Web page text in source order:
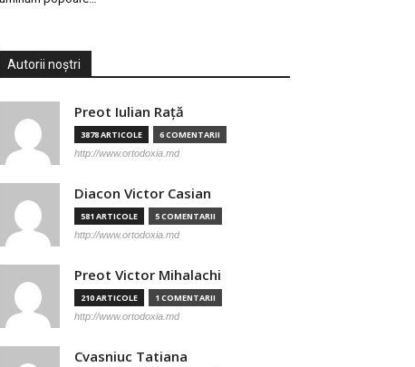
Autorii noștri
Preot Iulian Raţă
3878 ARTICOLE 6 COMENTARII
http://www.ortodoxia.md
Diacon Victor Casian
581 ARTICOLE 5 COMENTARII
http://www.ortodoxia.md
Preot Victor Mihalachi
210 ARTICOLE 1 COMENTARII
http://www.ortodoxia.md
Cvasniuc Tatiana